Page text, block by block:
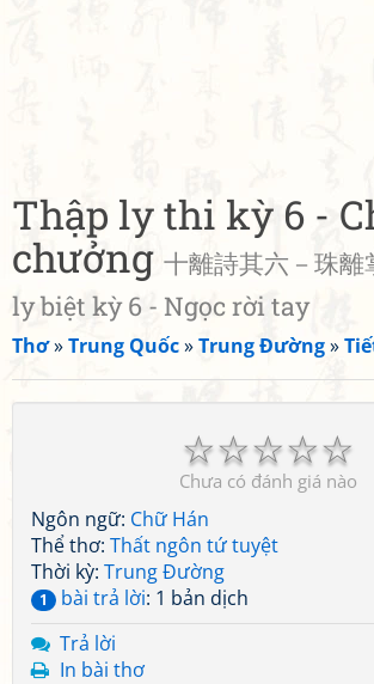
Thập ly thi kỳ 6 -
chưởng 十離詩其六－珠
ly biệt kỳ 6 - Ngọc rời tay
Thơ»Trung Quốc»Trung Đường»
☆
☆
☆
☆
☆
Chưa có đánh giá nào
Ngôn ngữ: Chữ Hán
Thể thơ: Thất ngôn tứ tuyệt
Thời kỳ: Trung Đường
1 bài trả lời: 1 bản dịch
Trả lời
In bài thơ